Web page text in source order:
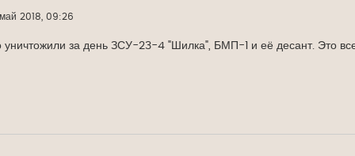
2018, 09:26
уничтожили за день ЗСУ-23-4 "Шилка", БМП-1 и её десант. Это